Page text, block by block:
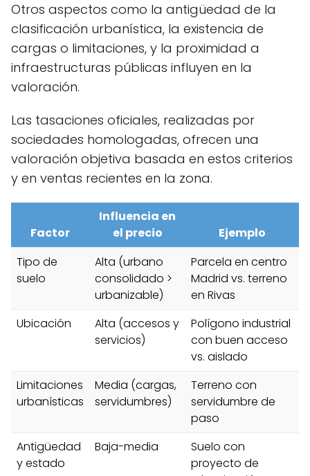
Otros aspectos como la antigüedad de la
clasificación urbanística, la existencia de
cargas o limitaciones, y la proximidad a
infraestructuras públicas influyen en la
valoración.
Las tasaciones oficiales, realizadas por
sociedades homologadas, ofrecen una
valoración objetiva basada en estos criterios
y en ventas recientes en la zona.
Factor
Influencia en
el precio
Ejemplo
Tipo de
suelo
Alta (urbano
consolidado >
urbanizable)
Parcela en centro
Madrid vs. terreno
en Rivas
Ubicación
Alta (accesos y
servicios)
Polígono industrial
con buen acceso
vs. aislado
Limitaciones
urbanísticas
Media (cargas,
servidumbres)
Terreno con
servidumbre de
paso
Antigüedad
y estado
Baja-media
Suelo con
proyecto de